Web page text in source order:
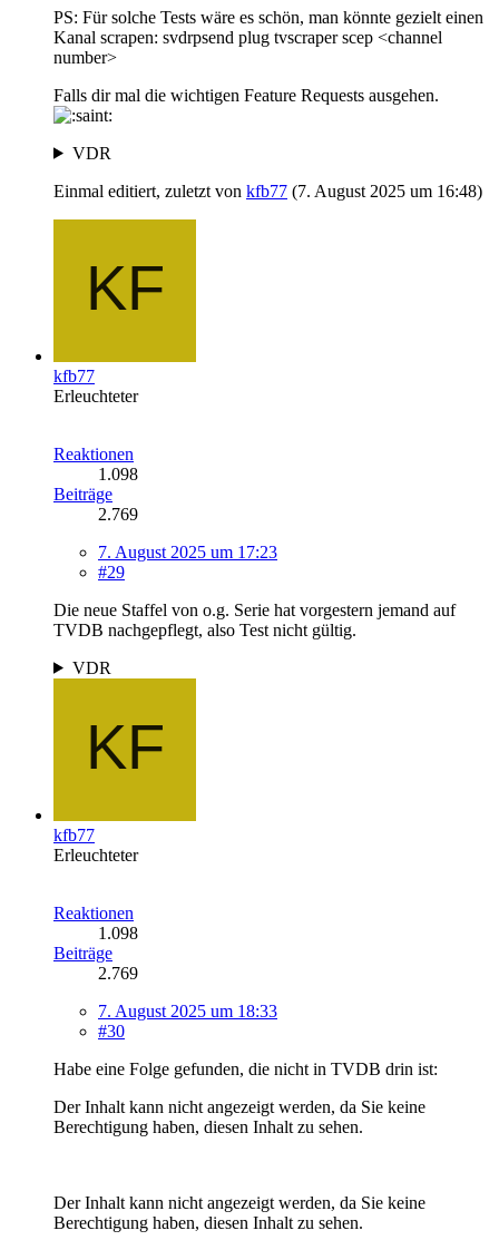
PS: Für solche Tests wäre es schön, man könnte gezielt einen
Kanal scrapen: svdrpsend plug tvscraper scep <channel
number>
Falls dir mal die wichtigen Feature Requests ausgehen.
VDR
Einmal editiert, zuletzt von kfb77 (7. August 2025 um 16:48)
kfb77
Erleuchteter
Reaktionen
1.098
Beiträge
2.769
7. August 2025 um 17:23
#29
Die neue Staffel von o.g. Serie hat vorgestern jemand auf
TVDB nachgepflegt, also Test nicht gültig.
VDR
kfb77
Erleuchteter
Reaktionen
1.098
Beiträge
2.769
7. August 2025 um 18:33
#30
Habe eine Folge gefunden, die nicht in TVDB drin ist:
Der Inhalt kann nicht angezeigt werden, da Sie keine
Berechtigung haben, diesen Inhalt zu sehen.
Der Inhalt kann nicht angezeigt werden, da Sie keine
Berechtigung haben, diesen Inhalt zu sehen.